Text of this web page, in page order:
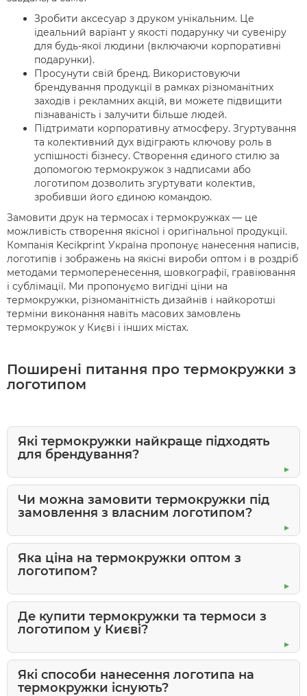
Зробити аксесуар з друком унікальним. Це
ідеальний варіант у якості подарунку чи сувеніру
для будь-якої людини (включаючи корпоративні
подарунки).
Просунути свій бренд. Використовуючи
брендування продукції в рамках різноманітних
заходів і рекламних акцій, ви можете підвищити
пізнаваність і залучити більше людей.
Підтримати корпоративну атмосферу. Згуртування
та колективний дух відіграють ключову роль в
успішності бізнесу. Створення єдиного стилю за
допомогою термокружок з надписами або
логотипом дозволить згуртувати колектив,
зробивши його єдиною командою.
Замовити друк на термосах і термокружках — це
можливість створення якісної і оригінальної продукції.
Компанія Kecikprint Україна пропонує нанесення написів,
логотипів і зображень на якісні вироби оптом і в роздріб
методами термоперенесення, шовкографії, гравіювання
і сублімації. Ми пропонуємо вигідні ціни на
термокружки, різноманітність дизайнів і найкоротші
терміни виконання навіть масових замовлень
термокружок у Києві і інших містах.
Поширені питання про термокружки з
логотипом
Які термокружки найкраще підходять
для брендування?
Чи можна замовити термокружки під
замовлення з власним логотипом?
Яка ціна на термокружки оптом з
логотипом?
Де купити термокружки та термоси з
логотипом у Києві?
Які способи нанесення логотипа на
термокружки існують?